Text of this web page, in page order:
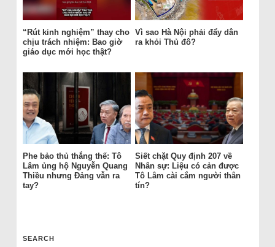
“Rút kinh nghiệm” thay cho
chịu trách nhiệm: Bao giờ
giáo dục mới học thật?
Vì sao Hà Nội phải đẩy dân
ra khỏi Thủ đô?
Phe bảo thủ thắng thế: Tô
Lâm ủng hộ Nguyễn Quang
Thiều nhưng Đảng vẫn ra
tay?
Siết chặt Quy định 207 về
Nhân sự: Liệu có cản được
Tô Lâm cài cắm người thân
tín?
SEARCH